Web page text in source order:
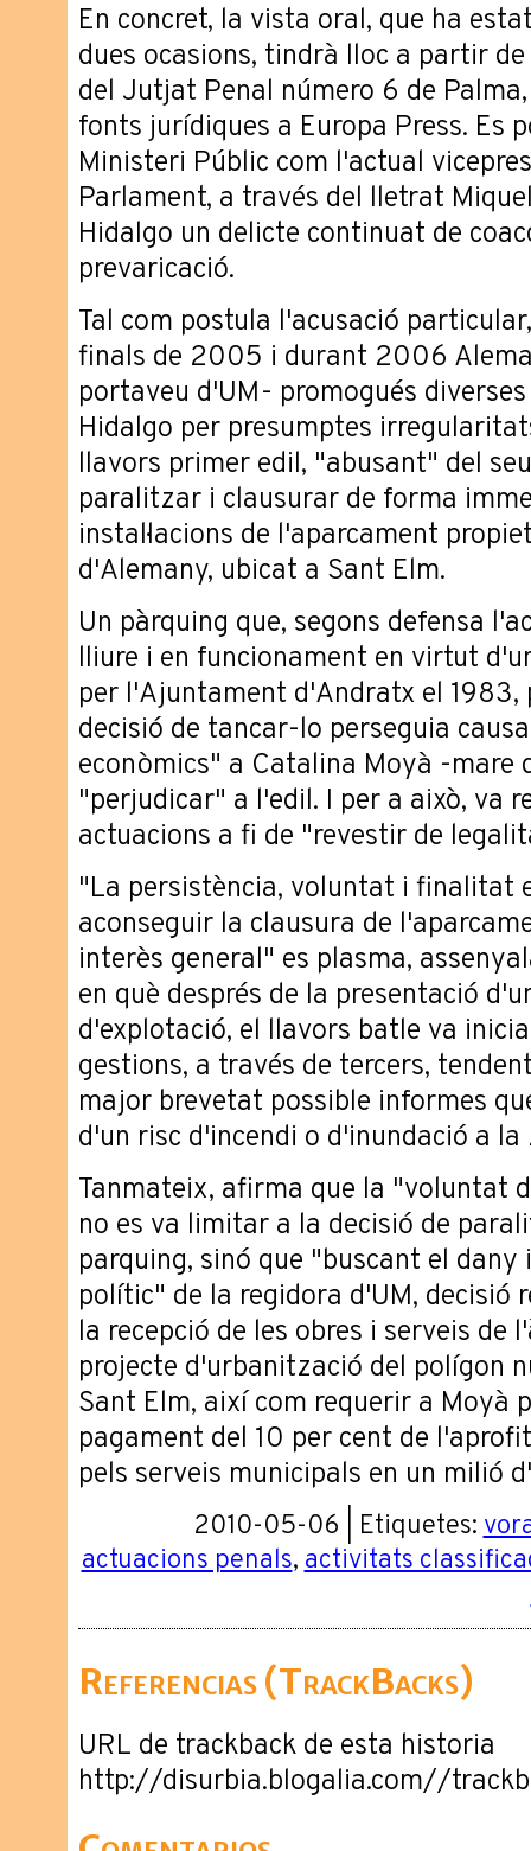
En concret, la vista oral, que ha
dues ocasions, tindrà lloc a partir
del Jutjat Penal número 6 de
fonts jurídiques a Europa Press. Es
Ministeri Públic com l'actual
Parlament, a través del lletrat
Hidalgo un delicte continuat de
prevaricació.
Tal com postula l'acusació
finals de 2005 i durant 2006
portaveu d'UM- promogués
Hidalgo per presumptes
llavors primer edil, "abusant" del
paralitzar i clausurar de forma
instal·lacions de l'aparcament
d'Alemany, ubicat a Sant Elm.
Un pàrquing que, segons defensa
lliure i en funcionament en virtut
per l'Ajuntament d'Andratx el 1983,
decisió de tancar-lo perseguia
econòmics" a Catalina Moyà -mare
"perjudicar" a l'edil. I per a això, va
actuacions a fi de "revestir de
"La persistència, voluntat i finalitat
aconseguir la clausura de
interès general" es plasma,
en què després de la presentació
d'explotació, el llavors batle va
gestions, a través de tercers,
major brevetat possible informes
d'un risc d'incendi o d'inundació a la
Tanmateix, afirma que la "voluntat
no es va limitar a la decisió de
parquing, sinó que "buscant el
polític" de la regidora d'UM, decisió
la recepció de les obres i serveis
projecte d'urbanització del polígon
Sant Elm, així com requerir a Moyà
pagament del 10 per cent de
pels serveis municipals en un milió
2010-05-06 | Etiquetes:
actuacions penals,activitats
Referencias (TrackBacks)
URL de trackback de esta historia
http://disurbia.blogalia.com//